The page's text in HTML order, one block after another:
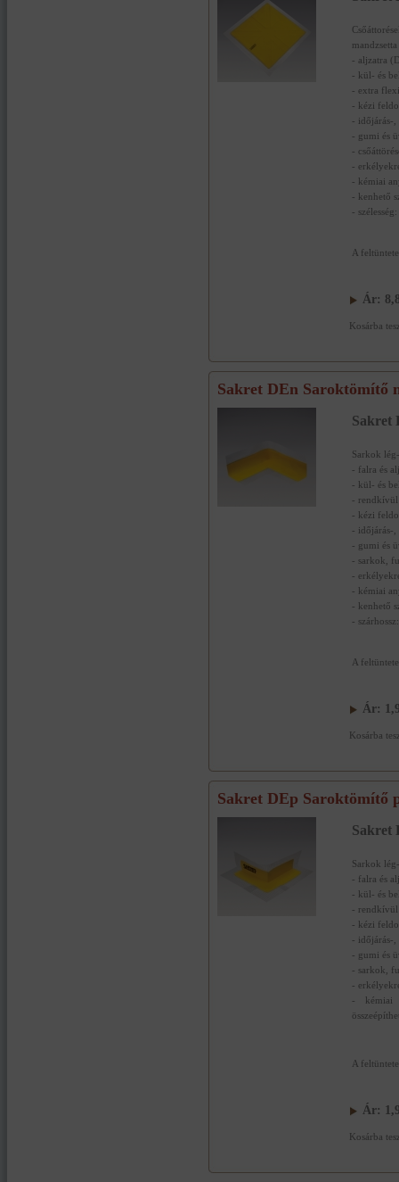
mandzsetta
- aljzatra
- kül- és
- extra
- kézi
- időjárás-
- gumi és
-
-
- kémiai
- kenhető
-
A
Ár:
Kosárba
Sakret DEn Saroktömítő
Sakret
Sarkok
- falra és
- kül- és
-
- kézi
- időjárás-
- gumi és
- sarkok,
-
- kémiai
- kenhető
-
A
Ár:
Kosárba
Sakret DEp Saroktömítő
Sakret
Sarkok
- falra és
- kül- és
-
- kézi
- időjárás-
- gumi és
- sarkok,
-
- kémiai
A
Ár:
Kosárba